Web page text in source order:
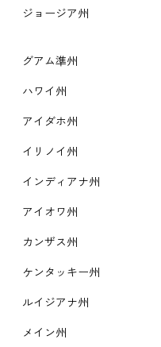
ジョージア州
グアム準州
ハワイ州
アイダホ州
イリノイ州
インディアナ州
アイオワ州
カンザス州
ケンタッキー州
ルイジアナ州
メイン州